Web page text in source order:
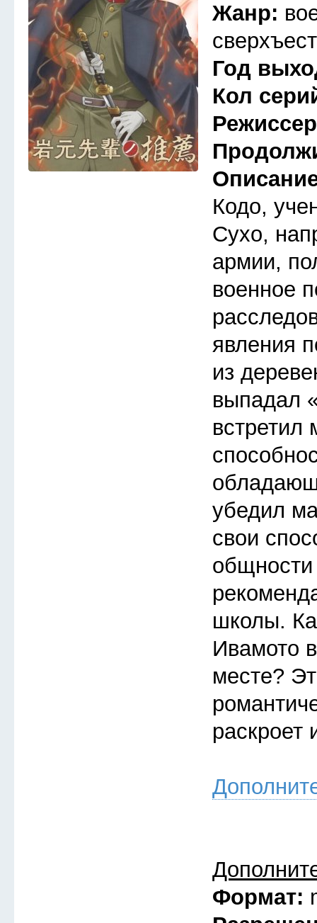
Жанр:
Год
Кол
Кодо,
Сухо,
армии,
военное
явления
из
выпадал
встретил
убедил
свои
школы.
Ивамото
месте?
раскроет
Формат: